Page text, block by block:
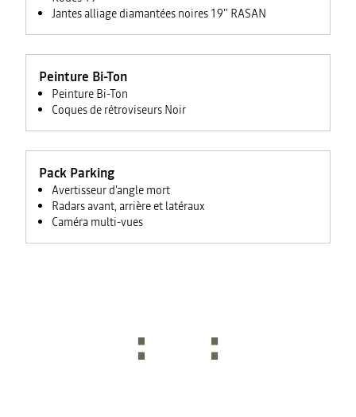
Jantes alliage diamantées noires 19" RASAN
Peinture Bi-Ton
Peinture Bi-Ton
Coques de rétroviseurs Noir
Pack Parking
Avertisseur d'angle mort
Radars avant, arrière et latéraux
Caméra multi-vues